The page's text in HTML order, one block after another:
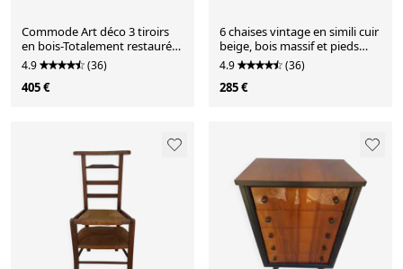
Commode Art déco 3 tiroirs
en bois-Totalement restaurée
et relookée-
4.9 (36)
405 €
6 chaises vintage en simili cuir
beige, bois massif et pieds
laiton
4.9 (36)
285 €